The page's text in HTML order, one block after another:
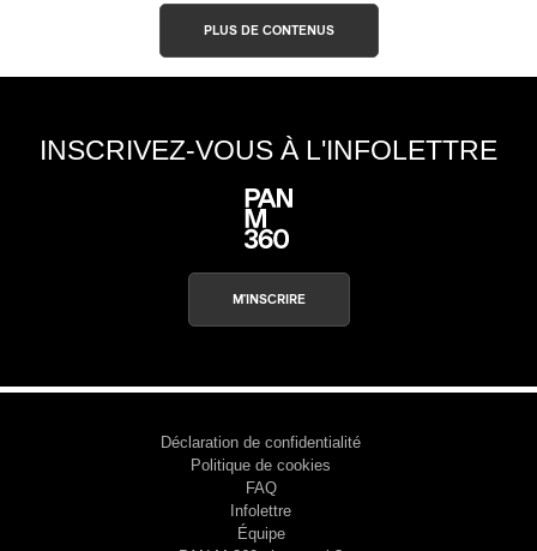
PLUS DE CONTENUS
INSCRIVEZ-VOUS À L'INFOLETTRE
M'INSCRIRE
Déclaration de confidentialité
Politique de cookies
FAQ
Infolettre
Équipe